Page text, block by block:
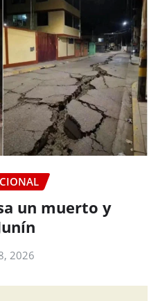
un muerto y
2026